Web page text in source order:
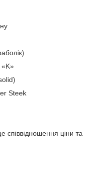
«K»
Steek
співвідношення ціни та